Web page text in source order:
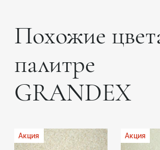
Похожие
палитре
GRANDEX
Акция Акция